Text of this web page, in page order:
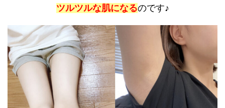
ツルツルな肌になるのです♪